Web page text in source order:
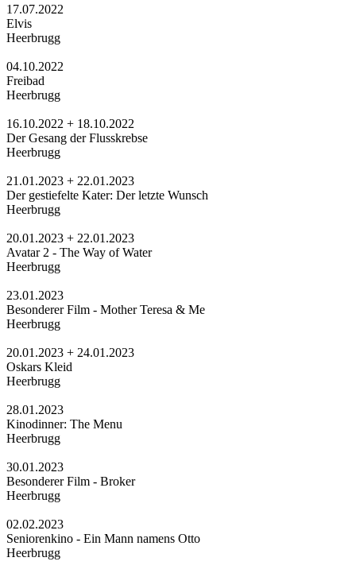
17.07.2022
Elvis
Heerbrugg
04.10.2022
Freibad
Heerbrugg
16.10.2022 + 18.10.2022
Der Gesang der Flusskrebse
Heerbrugg
21.01.2023 + 22.01.2023
Der gestiefelte Kater: Der letzte Wunsch
Heerbrugg
20.01.2023 + 22.01.2023
Avatar 2 - The Way of Water
Heerbrugg
23.01.2023
Besonderer Film - Mother Teresa & Me
Heerbrugg
20.01.2023 + 24.01.2023
Oskars Kleid
Heerbrugg
28.01.2023
Kinodinner: The Menu
Heerbrugg
30.01.2023
Besonderer Film - Broker
Heerbrugg
02.02.2023
Seniorenkino - Ein Mann namens Otto
Heerbrugg